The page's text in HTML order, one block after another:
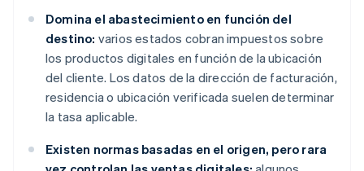
Domina el abastecimiento en función del
destino: varios estados cobran impuestos sobre
los productos digitales en función de la ubicación
del cliente. Los datos de la dirección de facturación,
residencia o ubicación verificada suelen determinar
la tasa aplicable.
Existen normas basadas en el origen, pero rara